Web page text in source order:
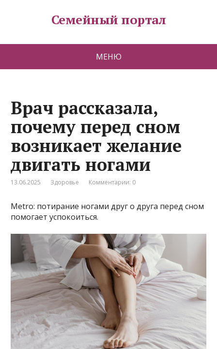
Семейный портал
МЕНЮ
Врач рассказала,
почему перед сном
возникает желание
двигать ногами
13.06.2025 Здоровье Комментарии: 0
Metro: потирание ногами друг о друга перед сном
помогает успокоиться.